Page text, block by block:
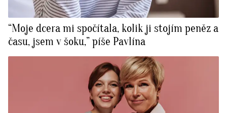
“Moje dcera mi spočítala, kolik ji stojím peněz a
času, jsem v šoku,” píše Pavlína